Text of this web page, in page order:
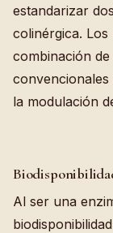
estandarizar
colinérgica. Los
combinación
la modulación
Al ser una